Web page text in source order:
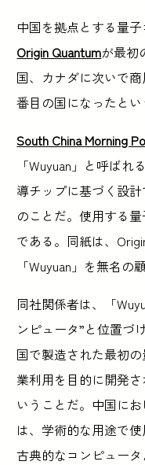
中国を拠点とする量
Origin Quantumが最初
国、カナダに次いで
番目の国になったとい
South China Morning
「Wuyuan」と呼ば
導チップに基づく設
のことだ。使用する
である。同紙は、
「Wuyuan」を無名の
同社関係者は、「
ンピュータ”と位置づ
国で製造された最初
業利用を目的に開発
いうことだ。中国に
は、学術的な用途で
古典的なコンピュー